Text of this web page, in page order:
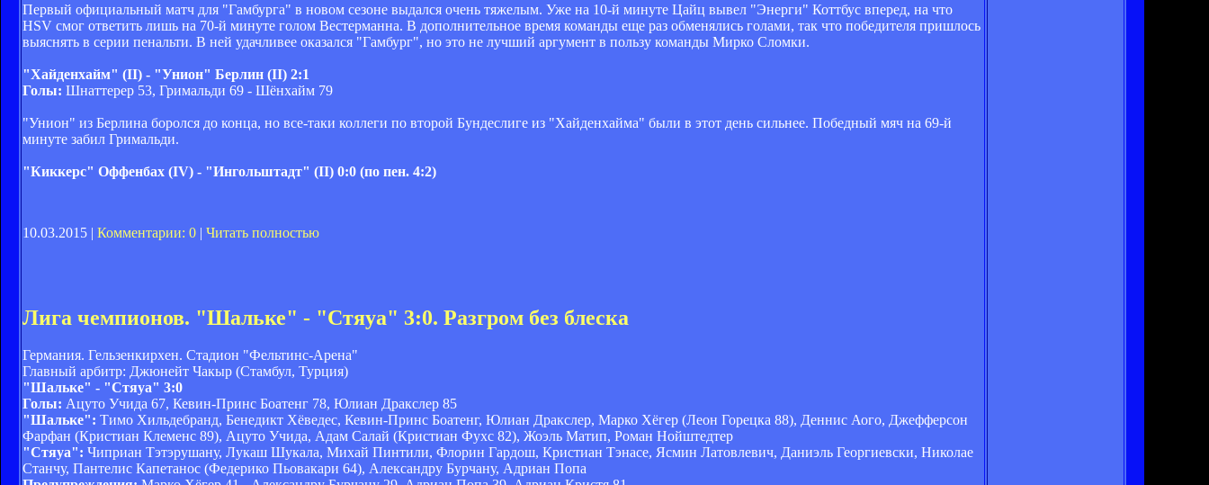
Первый официальный матч для "Гамбурга" в новом сезоне выдался очень тяжелым. Уже на 10-й минуте Цайц вывел "Энерги" Коттбус вперед, на что
HSV смог ответить лишь на 70-й минуте голом Вестерманна. В дополнительное время команды еще раз обменялись голами, так что победителя пришлось
выяснять в серии пенальти. В ней удачливее оказался "Гамбург", но это не лучший аргумент в пользу команды Мирко Сломки.
"Хайденхайм" (II) - "Унион" Берлин (II) 2:1
Голы: Шнаттерер 53, Гримальди 69 - Шёнхайм 79
"Унион" из Берлина боролся до конца, но все-таки коллеги по второй Бундеслиге из "Хайденхайма" были в этот день сильнее. Победный мяч на 69-й
минуте забил Гримальди.
"Киккерс" Оффенбах (IV) - "Ингольштадт" (II) 0:0 (по пен. 4:2)
10.03.2015 | Комментарии: 0 | Читать полностью
Лига чемпионов. "Шальке" - "Стяуа" 3:0. Разгром без блеска
Германия. Гельзенкирхен. Стадион "Фельтинс-Арена"
Главный арбитр: Джюнейт Чакыр (Стамбул, Турция)
"Шальке" - "Стяуа" 3:0
Голы: Ацуто Учида 67, Кевин-Принс Боатенг 78, Юлиан Дракслер 85
"Шальке": Тимо Хильдебранд, Бенедикт Хёведес, Кевин-Принс Боатенг, Юлиан Дракслер, Марко Хёгер (Леон Горецка 88), Деннис Аого, Джефферсон
Фарфан (Кристиан Клеменс 89), Ацуто Учида, Адам Салай (Кристиан Фухс 82), Жоэль Матип, Роман Нойштедтер
"Стяуа": Чиприан Тэтэрушану, Лукаш Шукала, Михай Пинтили, Флорин Гардош, Кристиан Тэнасе, Ясмин Латовлевич, Даниэль Георгиевски, Николае
Станчу, Пантелис Капетанос (Федерико Пьовакари 64), Александру Бурчану, Адриан Попа